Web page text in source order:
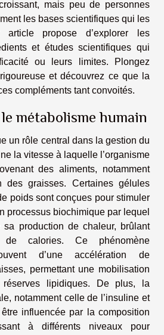
mais peu de personnes
les bases scientifiques qui les
article propose d’explorer les
et études scientifiques qui
ou leurs limites. Plongez
et découvrez ce que la
compléments tant convoités.
métabolisme humain
un rôle central dans la gestion du
la vitesse à laquelle l’organisme
des aliments, notamment
des graisses. Certaines gélules
poids sont conçues pour stimuler
processus biochimique par lequel
sa production de chaleur, brûlant
de calories. Ce phénomène
d’une accélération de
permettant une mobilisation
lipidiques. De plus, la
notamment celle de l’insuline et
influencée par la composition
à différents niveaux pour